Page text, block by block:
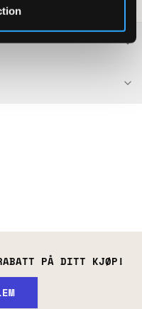
PÅ DITT KJØP!